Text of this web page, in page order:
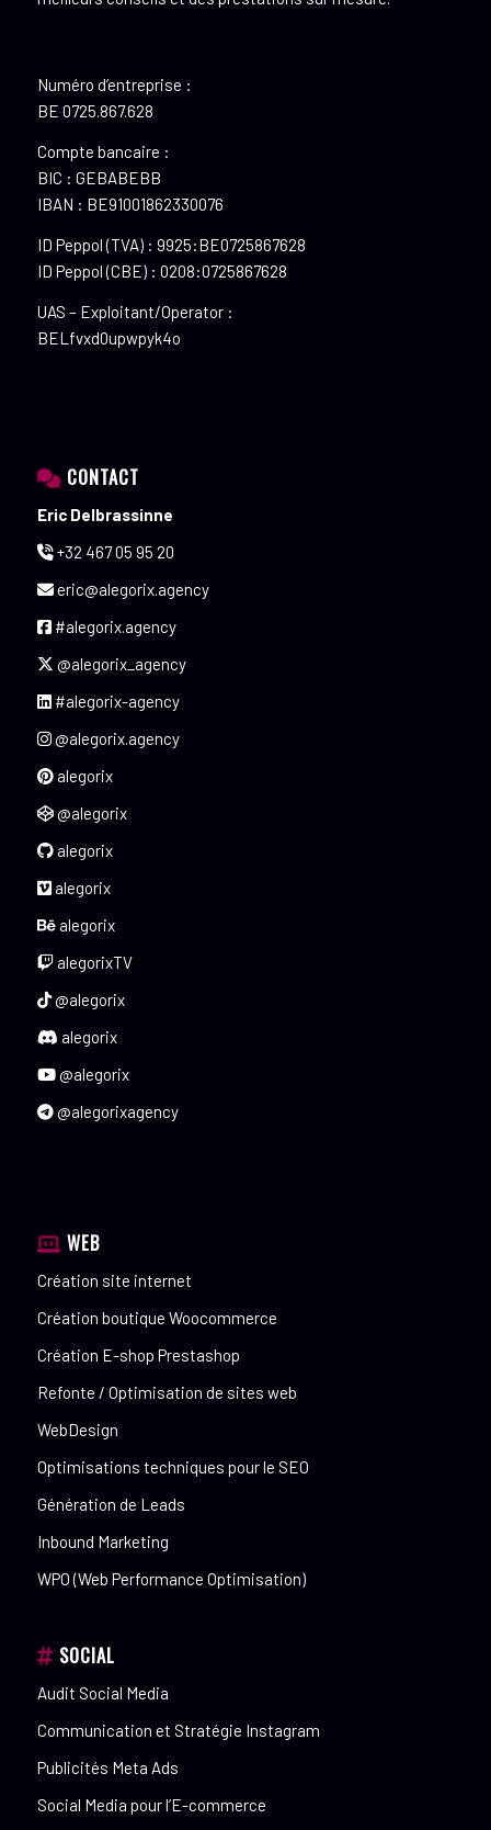
Numéro d’entreprise :
BE 0725.867.628
Compte bancaire :
BIC : GEBABEBB
IBAN : BE91001862330076
ID Peppol (TVA) : 9925:BE0725867628
ID Peppol (CBE) : 0208:0725867628
UAS – Exploitant/Operator :
BELfvxd0upwpyk4o
CONTACT
Eric Delbrassinne
+32 467 05 95 20
eric@alegorix.agency
#alegorix.agency
@alegorix_agency
#alegorix-agency
@alegorix.agency
alegorix
@alegorix
alegorix
alegorix
alegorix
alegorixTV
@alegorix
alegorix
@alegorix
@alegorixagency
WEB
Création site internet
Création boutique Woocommerce
Création E-shop Prestashop
Refonte / Optimisation de sites web
WebDesign
Optimisations techniques pour le SEO
Génération de Leads
Inbound Marketing
WPO (Web Performance Optimisation)
SOCIAL
Audit Social Media
Communication et Stratégie Instagram
Publicités Meta Ads
Social Media pour l’E-commerce